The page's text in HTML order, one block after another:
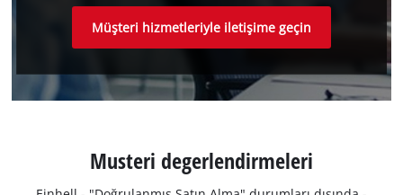
Müşteri hizmetleriyle iletişime geçin
Musteri degerlendirmeleri